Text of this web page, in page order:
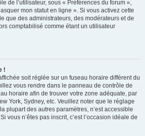
de l’utilisateur, sous « Préférences du forum »,
mon statut en ligne ». Si vous activez cette
que des administrateurs, des modérateurs et de
comptabilisé comme étant un utilisateur
!
soit réglée sur un fuseau horaire différent du
vous rendre dans le panneau de contrôle de
horaire afin de trouver votre zone adéquate, par
York, Sydney, etc. Veuillez noter que le réglage
plupart des autres paramètres, n’est accessible
vous n’êtes pas inscrit, c’est l’occasion idéale de